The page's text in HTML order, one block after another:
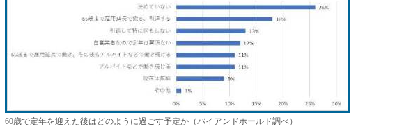
60歳で定年を迎えた後はどのように過ごす予定か（バイアンドホールド調べ）